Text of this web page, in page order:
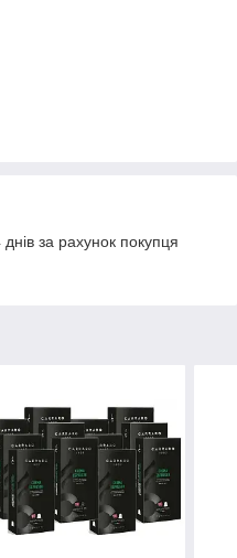
за рахунок покупця